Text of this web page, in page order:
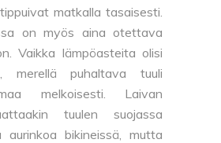
matkalla tasaisesti.
on myös aina otettava
Vaikka lämpöasteita olisi
merellä puhaltava tuuli
melkoisesti. Laivan
tuulen suojassa
bikineissä, mutta